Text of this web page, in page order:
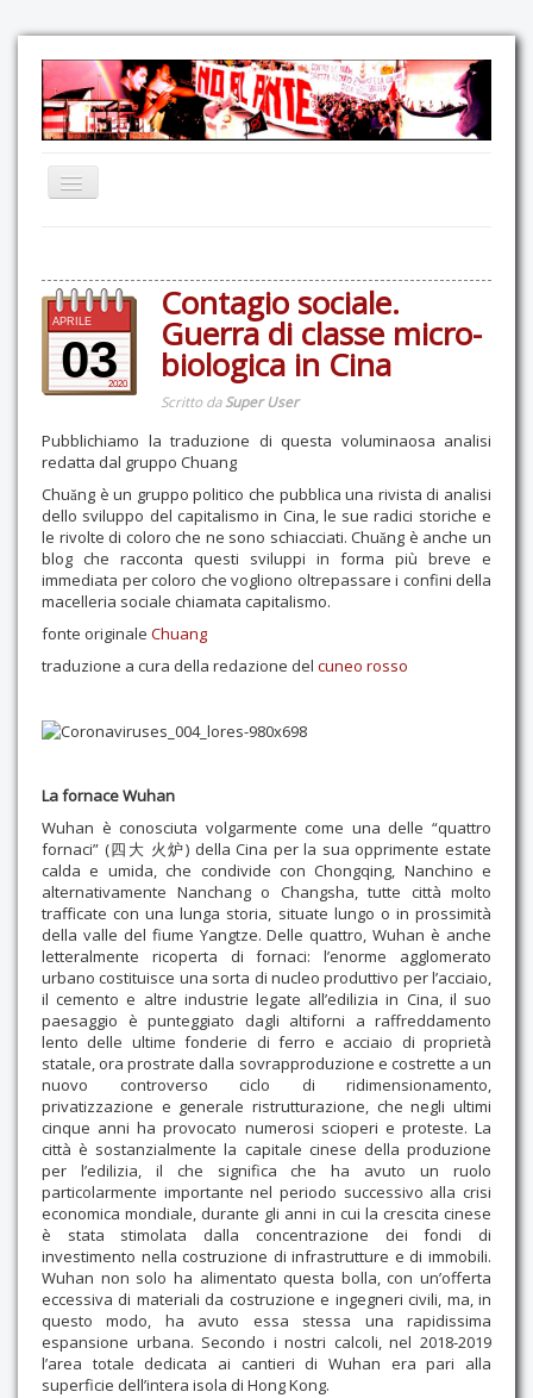
Comunicazione
Eventi
GAS Felce & Mirtillo
Ricostruiamo il Cartella!
Mediateca
Autoproduzioni
Contatti
APRILE
032020
Contagio sociale.
Guerra di classe micro-
biologica in Cina
Scritto daSuper User
Pubblichiamo la traduzione di questa voluminaosa analisi
redatta dal gruppo Chuang
Chuǎng è un gruppo politico che pubblica una rivista di analisi
dello sviluppo del capitalismo in Cina, le sue radici storiche e
le rivolte di coloro che ne sono schiacciati. Chuǎng è anche un
blog che racconta questi sviluppi in forma più breve e
immediata per coloro che vogliono oltrepassare i confini della
macelleria sociale chiamata capitalismo.
fonte originale Chuang
traduzione a cura della redazione del cuneo rosso
La fornace Wuhan
Wuhan è conosciuta volgarmente come una delle “quattro
fornaci” (四大 火炉) della Cina per la sua opprimente estate
calda e umida, che condivide con Chongqing, Nanchino e
alternativamente Nanchang o Changsha, tutte città molto
trafficate con una lunga storia, situate lungo o in prossimità
della valle del fiume Yangtze. Delle quattro, Wuhan è anche
letteralmente ricoperta di fornaci: l’enorme agglomerato
urbano costituisce una sorta di nucleo produttivo per l’acciaio,
il cemento e altre industrie legate all’edilizia in Cina, il suo
paesaggio è punteggiato dagli altiforni a raffreddamento
lento delle ultime fonderie di ferro e acciaio di proprietà
statale, ora prostrate dalla sovrapproduzione e costrette a un
nuovo controverso ciclo di ridimensionamento,
privatizzazione e generale ristrutturazione, che negli ultimi
cinque anni ha provocato numerosi scioperi e proteste. La
città è sostanzialmente la capitale cinese della produzione
per l’edilizia, il che significa che ha avuto un ruolo
particolarmente importante nel periodo successivo alla crisi
economica mondiale, durante gli anni in cui la crescita cinese
è stata stimolata dalla concentrazione dei fondi di
investimento nella costruzione di infrastrutture e di immobili.
Wuhan non solo ha alimentato questa bolla, con un’offerta
eccessiva di materiali da costruzione e ingegneri civili, ma, in
questo modo, ha avuto essa stessa una rapidissima
espansione urbana. Secondo i nostri calcoli, nel 2018-2019
l’area totale dedicata ai cantieri di Wuhan era pari alla
superficie dell’intera isola di Hong Kong.